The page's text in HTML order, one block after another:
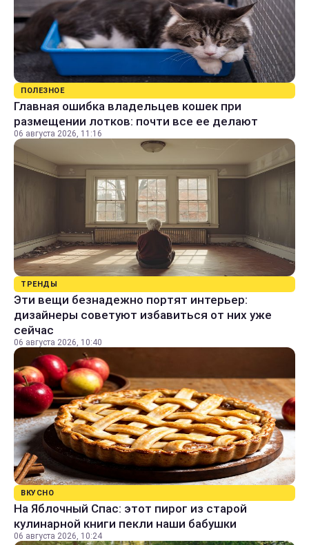
ПОЛЕЗНОЕ
Главная ошибка владельцев кошек при
размещении лотков: почти все ее делают
06 августа 2026, 11:16
ТРЕНДЫ
Эти вещи безнадежно портят интерьер:
дизайнеры советуют избавиться от них уже
сейчас
06 августа 2026, 10:40
ВКУСНО
На Яблочный Спас: этот пирог из старой
кулинарной книги пекли наши бабушки
06 августа 2026, 10:24